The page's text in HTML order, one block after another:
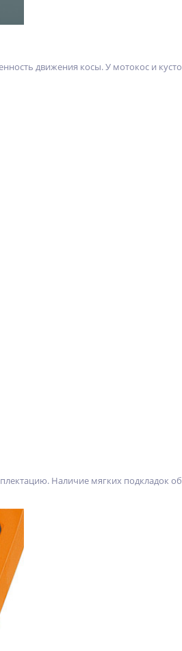
движения косы. У мотокос и
Наличие мягких подкладок